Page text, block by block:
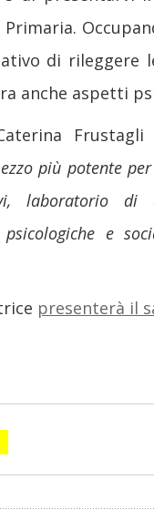
Primaria.
di
anche aspetti
più potente
laboratorio di
psicologiche e
presenterà il